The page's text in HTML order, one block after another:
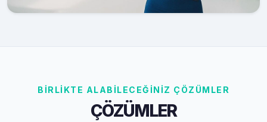
BİRLİKTE ALABİLECEĞİNİZ ÇÖZÜMLER
ÇÖZÜMLER